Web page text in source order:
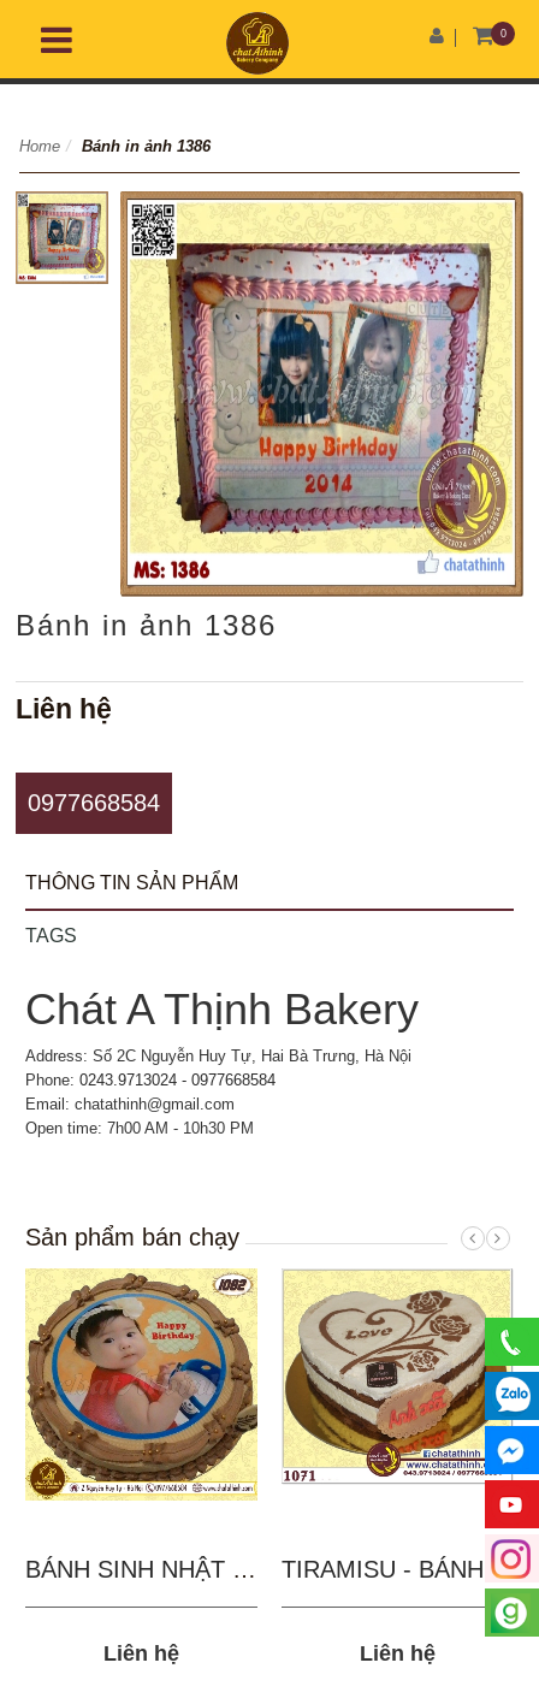
0
Home / Bánh in ảnh 1386
Bánh in ảnh 1386
Liên hệ
0977668584
THÔNG TIN SẢN PHẨM
TAGS
Chát A Thịnh Bakery
Address: Số 2C Nguyễn Huy Tự, Hai Bà Trưng, Hà Nội
Phone:0243.9713024 - 0977668584
Email: chatathinh@gmail.com
Open time: 7h00 AM - 10h30 PM
Sản phẩm bán chạy
BÁNH SINH NHẬT IN...
Liên hệ
TIRAMISU - BÁNH TẶNG...
Liên hệ